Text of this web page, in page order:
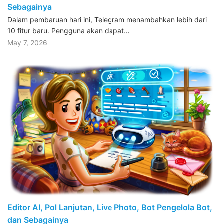
Sebagainya
Dalam pembaruan hari ini, Telegram menambahkan lebih dari
10 fitur baru. Pengguna akan dapat…
May 7, 2026
Editor AI, Pol Lanjutan, Live Photo, Bot Pengelola Bot,
dan Sebagainya